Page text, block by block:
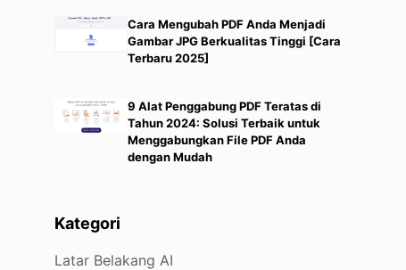
Cara Mengubah PDF Anda Menjadi
Gambar JPG Berkualitas Tinggi [Cara
Terbaru 2025]
9 Alat Penggabung PDF Teratas di
Tahun 2024: Solusi Terbaik untuk
Menggabungkan File PDF Anda
dengan Mudah
Kategori
Latar Belakang AI